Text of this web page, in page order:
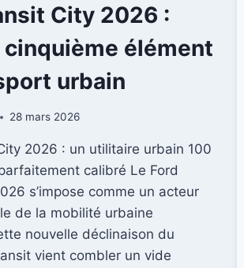
City 2026 :
cinquième élément
urbain
28 mars 2026
2026 : un utilitaire urbain 100
calibré Le Ford
s’impose comme un acteur
de la mobilité urbaine
nouvelle déclinaison du
vient combler un vide